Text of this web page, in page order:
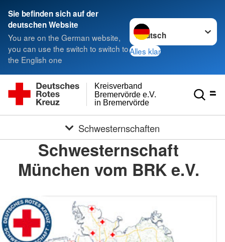
Sie befinden sich auf der
deutschen Website
You are on the German website,
you can use the switch to switch to
the English one
Sprache wechseln zu
Alles klar
in Bremervörde
Bremervörde e.V.
Kreisverband
Schwesternschaften
Schwesternschaft
München vom BRK e.V.